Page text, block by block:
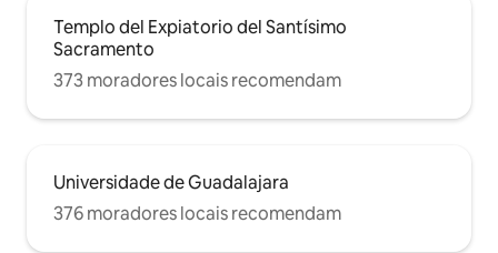
Templo del Expiatorio del Santísimo
Sacramento
373 moradores locais recomendam
Universidade de Guadalajara
376 moradores locais recomendam